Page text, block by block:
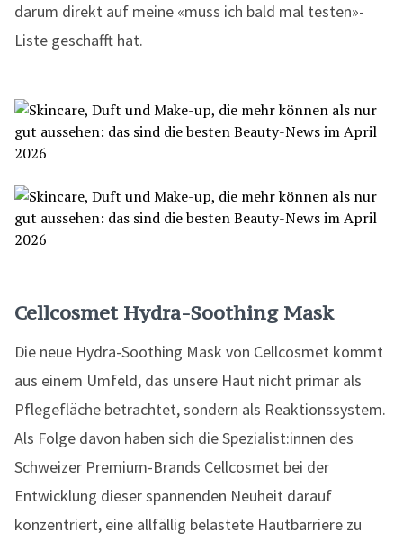
darum direkt auf meine «muss ich bald mal testen»-
Liste geschafft hat.
Cellcosmet Hydra-Soothing Mask
Die neue Hydra-Soothing Mask von Cellcosmet kommt
aus einem Umfeld, das unsere Haut nicht primär als
Pflegefläche betrachtet, sondern als Reaktionssystem.
Als Folge davon haben sich die Spezialist:innen des
Schweizer Premium-Brands Cellcosmet bei der
Entwicklung dieser spannenden Neuheit darauf
konzentriert, eine allfällig belastete Hautbarriere zu